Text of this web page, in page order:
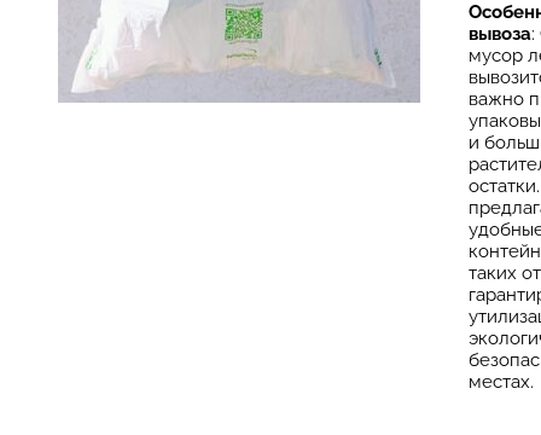
вывоза
мусор
важно
и
таких
местах.